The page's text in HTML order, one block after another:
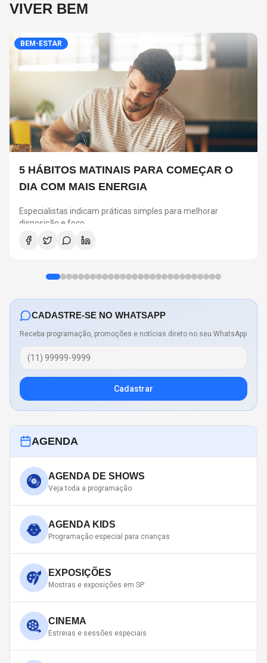
VIVER BEM
BEM-ESTAR
5 HÁBITOS MATINAIS PARA COMEÇAR O
DIA COM MAIS ENERGIA
Especialistas indicam práticas simples para melhorar
disposição e foco
CADASTRE-SE NO WHATSAPP
Receba programação, promoções e notícias direto no seu WhatsApp
Cadastrar
AGENDA
AGENDA DE SHOWS
Veja toda a programação
AGENDA KIDS
Programação especial para crianças
EXPOSIÇÕES
Mostras e exposições em SP
CINEMA
Estreias e sessões especiais